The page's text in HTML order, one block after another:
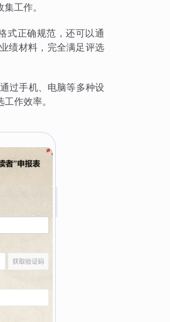
工作。
式正确规范，还可以通
绩材料，完全满足评选
过手机、电脑等多种设
作效率。